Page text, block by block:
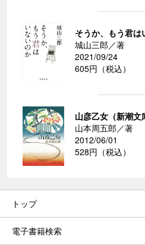
そうか、もう君は
城山三郎／著
2021/09/24
605円（税込）
山彦乙女（新潮文
山本周五郎／著
2012/06/01
528円（税込）
トップ
電子書籍検索